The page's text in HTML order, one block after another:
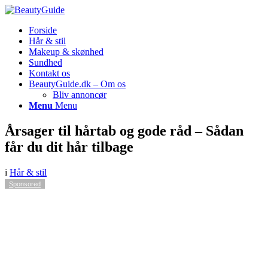
Forside
Hår & stil
Makeup & skønhed
Sundhed
Kontakt os
BeautyGuide.dk – Om os
Bliv annoncør
Menu Menu
Årsager til hårtab og gode råd – Sådan
får du dit hår tilbage
i Hår & stil
Sponsored